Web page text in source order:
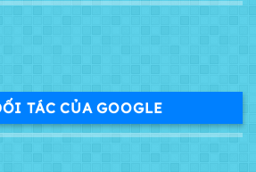
TÁC CỦA GOOGLE